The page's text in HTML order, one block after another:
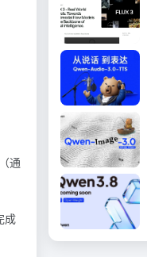
通
成